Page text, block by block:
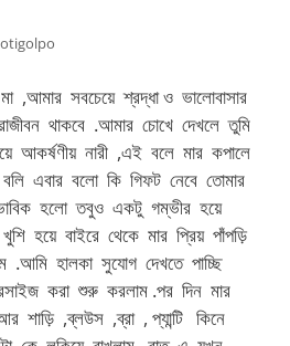
সবচেয়ে শ্রদ্ধা ও ভালোবাসার
থাকবে .আমার চোখে দেখলে তুমি
আকর্ষণীয় নারী ,এই বলে মার কপালে
এবার বলো কি গিফট নেবে তোমার
হলো তবুও একটু গম্ভীর হয়ে
হয়ে বাইরে থেকে মার প্রিয় পাঁপড়ি
হালকা সুযোগ দেখতে পাচ্ছি
করা শুরু করলাম .পর দিন মার
,ব্লউস ,ব্রা , প্যান্টি কিনে